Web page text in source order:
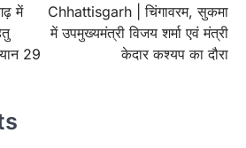
में
29
Chhattisgarh | चिंगावरम, सुकमा
में उपमुख्यमंत्री विजय शर्मा एवं मंत्री
केदार कश्यप का दौरा